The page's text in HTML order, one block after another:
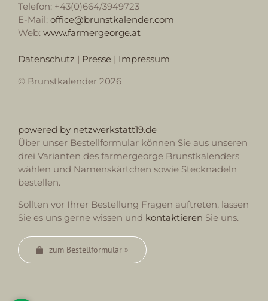
Telefon: +43(0)664/3949723
E-Mail: office@brunstkalender.com
Web: www.farmergeorge.at
Datenschutz | Presse | Impressum
© Brunstkalender 2026
powered by netzwerkstatt19.de
Über unser Bestellformular können Sie aus unseren
drei Varianten des farmergeorge Brunstkalenders
wählen und Namenskärtchen sowie Stecknadeln
bestellen.
Sollten vor Ihrer Bestellung Fragen auftreten, lassen
Sie es uns gerne wissen und kontaktieren Sie uns.
zum Bestellformular »